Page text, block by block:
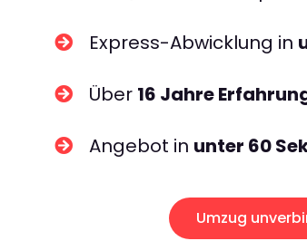
Express-Abwicklung in
Über 16 Jahre
Angebot in unter 60
Umzug